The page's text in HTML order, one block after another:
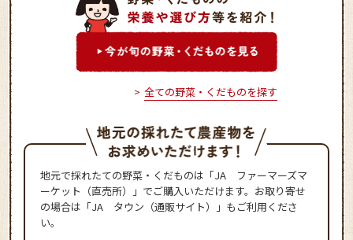
全ての野菜・くだものを探す
地元で採れたての野菜・くだものは「JA ファーマーズマ
ーケット（直売所）」でご購入いただけます。お取り寄せ
の場合は「JA タウン（通販サイト）」もご利用くださ
い。